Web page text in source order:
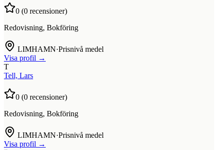
0 (0 recensioner)
Redovisning, Bokföring
LIMHAMN·Prisnivå medel
Visa profil →
T
Tell, Lars
0 (0 recensioner)
Redovisning, Bokföring
LIMHAMN·Prisnivå medel
Visa profil →